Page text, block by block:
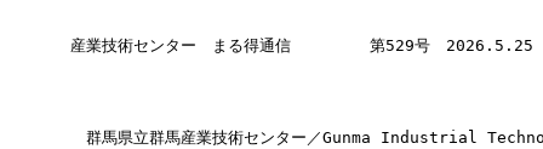
産業技術センター　まる得通信　　　　　第529号　2026.5.25
群馬県立群馬産業技術センター／Gunma Industrial